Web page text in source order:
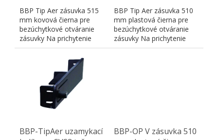
BBP Tip Aer zásuvka 515
mm kovová čierna pre
bezúchytkové otváranie
zásuvky Na prichytenie
čela je nutné použiť 4ks...
BBP Tip Aer zásuvka 510
mm plastová čierna pre
bezúchytkové otváranie
zásuvky Na prichytenie
čela je nutné použiť 4ks...
BBP-TipAer uzamykací
BBP-OP V zásuvka 510